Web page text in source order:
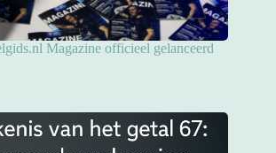
Magazine officieel gelanceerd